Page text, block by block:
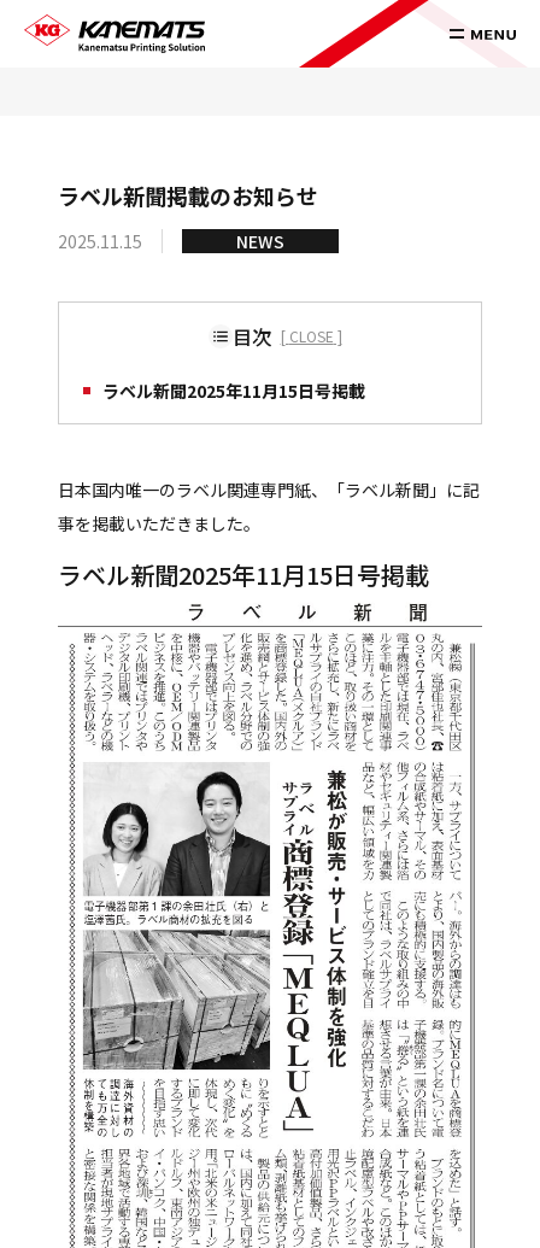
ラベル新聞掲載のお知らせ
2025.11.15 NEWS
目次 CLOSE
ラベル新聞2025年11月15日号掲載
日本国内唯一のラベル関連専門紙、「ラベル新聞」に記
事を掲載いただきました。
ラベル新聞2025年11月15日号掲載